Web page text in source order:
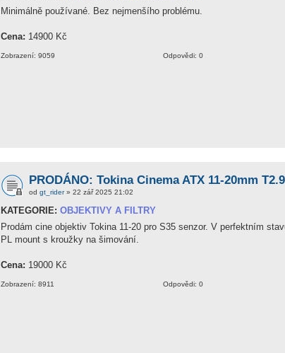
Minimálně používané. Bez nejmenšího problému.
Cena: 14900 Kč
Odpovědi: 0
Zobrazení: 9059
PRODÁNO: Tokina Cinema ATX 11-20mm T2.9
od gt_rider» 22 zář 2025 21:02
KATEGORIE: OBJEKTIVY A FILTRY
Prodám cine objektiv Tokina 11-20 pro S35 senzor. V perfektním
PL mount s kroužky na šimování.
Cena: 19000 Kč
Odpovědi: 0
Zobrazení: 8911